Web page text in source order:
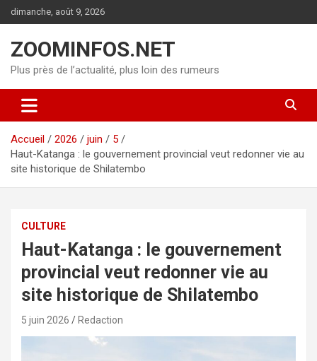
Aller
au
dimanche, août 9, 2026
ZOOMINFOS.NET
Plus près de l’actualité, plus loin des rumeurs
Accueil 2026 juin
5
Haut-Katanga : le gouvernement provincial veut redonner vie au
site historique de Shilatembo
CULTURE
Haut-Katanga : le gouvernement
provincial veut redonner vie au
site historique de Shilatembo
5 juin 2026 Redaction